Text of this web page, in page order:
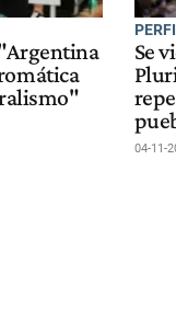
Se
04-11-